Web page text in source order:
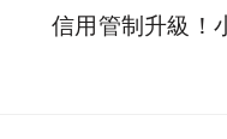
信用管制升級！